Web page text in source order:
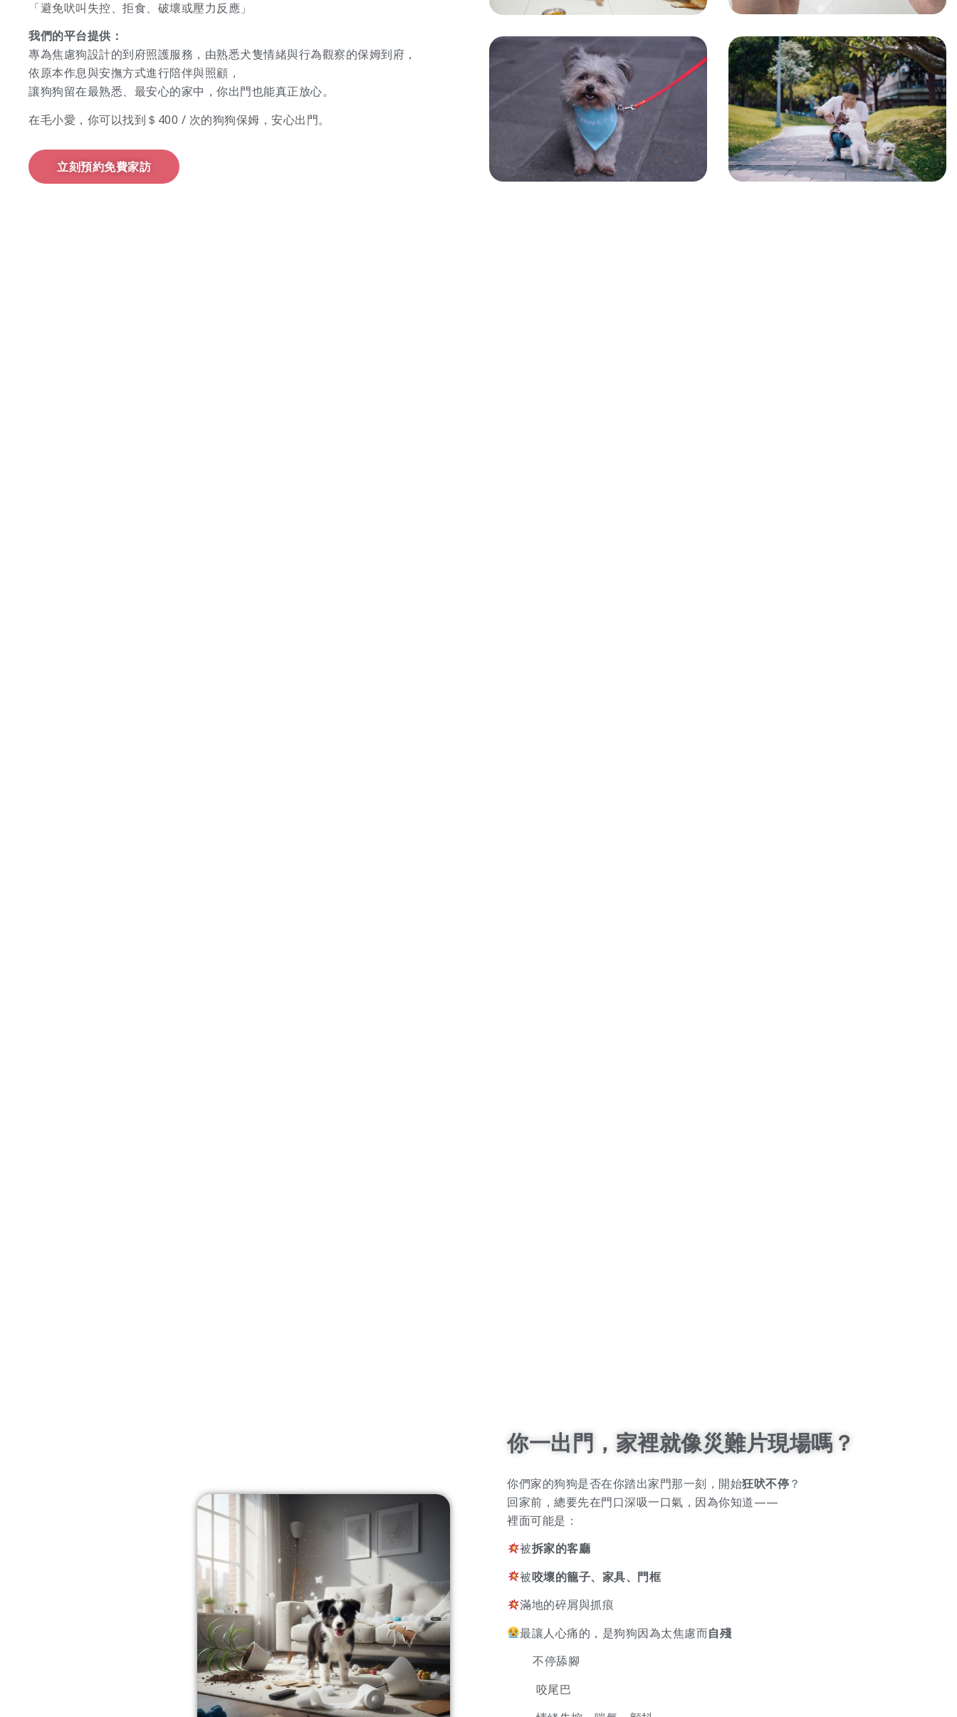
「避免吠叫失控、拒食、破壞或壓力反應」
我們的平台提供：
專為焦慮狗設計的到府照護服務，由熟悉犬隻情緒與行為觀察的保姆到府，
依原本作息與安撫方式進行陪伴與照顧，
讓狗狗留在最熟悉、最安心的家中，你出門也能真正放心。
在毛小愛，你可以找到＄400 / 次的狗狗保姆，安心出門。
立刻預約免費家訪
你一出門，家裡就像災難片現場嗎？
你們家的狗狗是否在你踏出家門那一刻，開始狂吠不停？
回家前，總要先在門口深吸一口氣，因為你知道——
裡面可能是：
被拆家的客廳
被咬壞的籠子、家具、門框
滿地的碎屑與抓痕
最讓人心痛的，是狗狗因為太焦慮而自殘
不停舔腳
咬尾巴